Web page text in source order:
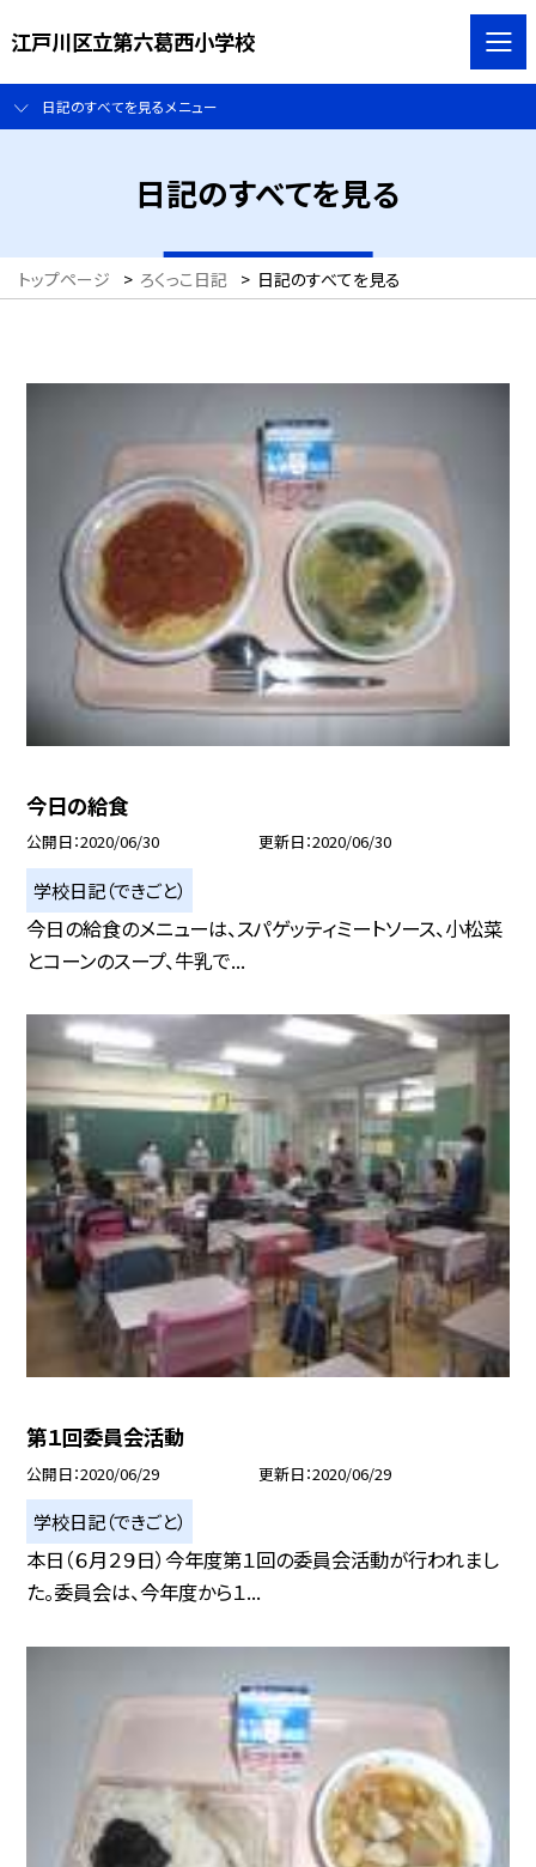
江戸川区立第六葛西小学校
日記のすべてを見るメニュー
日記のすべてを見る
トップページ > ろくっこ日記 > 日記のすべてを見る
今日の給食
公開日 2020/06/30 更新日 2020/06/30
学校日記（できごと）
今日の給食のメニューは、スパゲッティミートソース、小松菜
とコーンのスープ、牛乳で...
第１回委員会活動
公開日 2020/06/29 更新日 2020/06/29
学校日記（できごと）
本日（６月２９日）今年度第１回の委員会活動が行われまし
た。委員会は、今年度から１...